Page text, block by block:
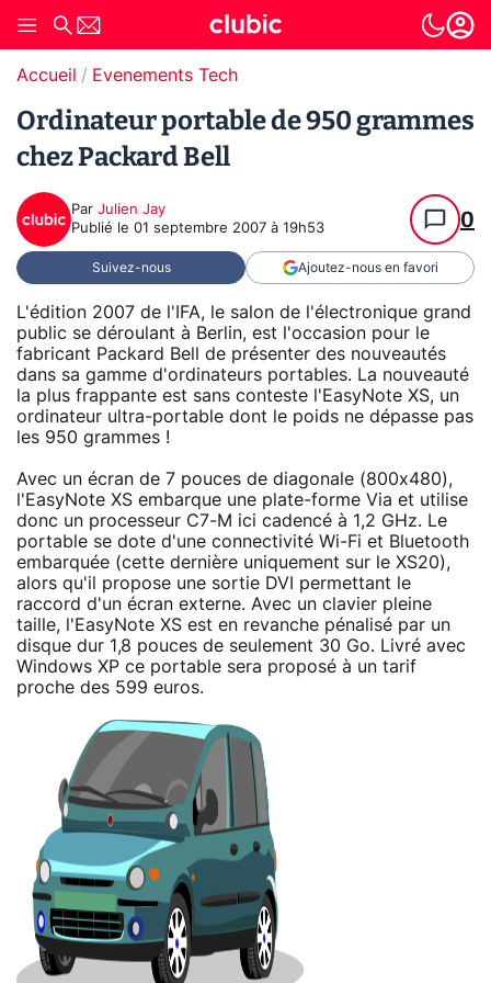
Accueil Evenements Tech
Ordinateur portable de 950 grammes
chez Packard Bell
Par Julien Jay
Publié le 01 septembre 2007 à 19h53 0
Suivez-nous Ajoutez-nous en favori
L'édition 2007 de l'IFA, le salon de l'électronique grand
public se déroulant à Berlin, est l'occasion pour le
fabricant Packard Bell de présenter des nouveautés
dans sa gamme d'ordinateurs portables. La nouveauté
la plus frappante est sans conteste l'EasyNote XS, un
ordinateur ultra-portable dont le poids ne dépasse pas
les 950 grammes !
Avec un écran de 7 pouces de diagonale (800x480),
l'EasyNote XS embarque une plate-forme Via et utilise
donc un processeur C7-M ici cadencé à 1,2 GHz. Le
portable se dote d'une connectivité Wi-Fi et Bluetooth
embarquée (cette dernière uniquement sur le XS20),
alors qu'il propose une sortie DVI permettant le
raccord d'un écran externe. Avec un clavier pleine
taille, l'EasyNote XS est en revanche pénalisé par un
disque dur 1,8 pouces de seulement 30 Go. Livré avec
Windows XP ce portable sera proposé à un tarif
proche des 599 euros.